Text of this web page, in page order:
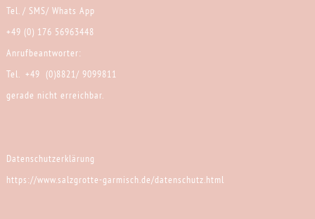
Tel. / SMS/ Whats App
+49 (0) 176 56963448
Anrufbeantworter:
Tel. +49 (0)8821/ 9099811
gerade nicht erreichbar.
Datenschutzerklärung
https://www.salzgrotte-garmisch.de/datenschutz.html